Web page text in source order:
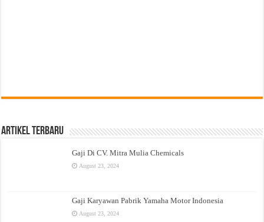
Artikel Terbaru
Gaji Di CV. Mitra Mulia Chemicals
August 23, 2024
Gaji Karyawan Pabrik Yamaha Motor Indonesia
August 23, 2024